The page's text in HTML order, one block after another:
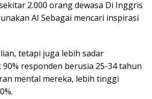
2.000 orang dewasa Di Inggris
AI Sebagai mencari inspirasi
tetapi juga lebih sadar
responden berusia 25-34 tahun
mental mereka, lebih tinggi